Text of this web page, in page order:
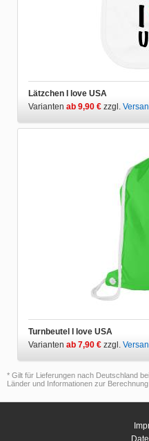
Lätzchen I love USA
Varianten ab 9,90 € zzgl.
Turnbeutel I love USA
Varianten ab 7,90 € zzgl.
* Gilt für Lieferungen nach Deutschland
Länder und Informationen zur